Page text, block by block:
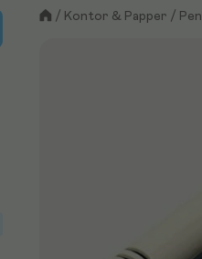
/ Kontor & Papper /